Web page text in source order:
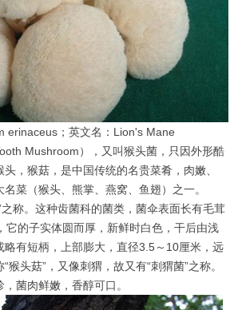
erinaceus；英文名：Lion's Mane
Mushroom），又叫猴头菌，只因外形酷
，猴菇，是中国传统的名贵菜肴，肉嫩、
菜（猴头、熊掌、燕窝、鱼翅）之一。
称。这种齿菌科的菌类，菌伞表面长有毛茸
它的子实体圆而厚，新鲜时白色，干后由浅
略有短柄，上部膨大，直径3.5～10厘米，远
猴头菇”，又像刺猬，故又有“刺猬菌”之称。
菌肉鲜嫩，香醇可口。